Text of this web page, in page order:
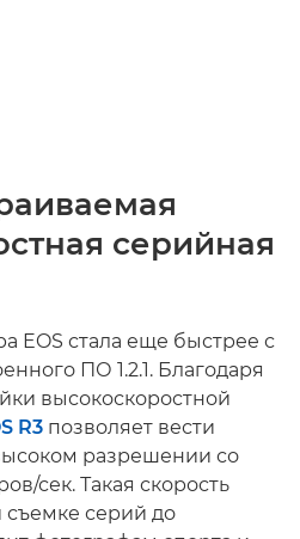
серийная
EOS стала еще быстрее с
ПО 1.2.1. Благодаря
высокоскоростной
R3 позволяет вести
разрешении со
сек. Такая скорость
серий до